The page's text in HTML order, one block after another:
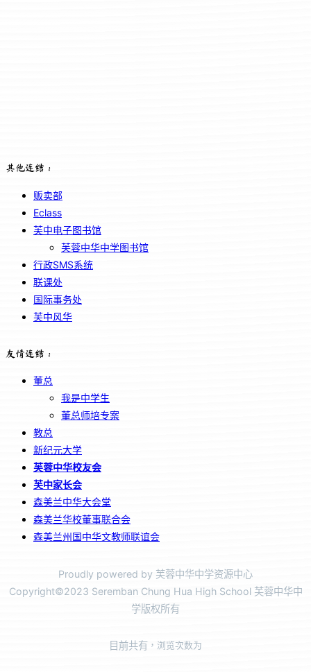
其他连结：
贩卖部
Eclass
芙中电子图书馆
芙蓉中华中学图书馆
行政SMS系统
联课处
国际事务处
芙中风华
友情连结：
董总
我是中学生
董总师培专案
教总
新纪元大学
芙蓉中华校友会
芙中家长会
森美兰中华大会堂
森美兰华校董事联合会
森美兰州国中华文教师联谊会
Proudly powered by 芙蓉中华中学资源中心
Copyright©2023 Seremban Chung Hua High School 芙蓉中华中
学版权所有
目前共有 ，浏览次数为